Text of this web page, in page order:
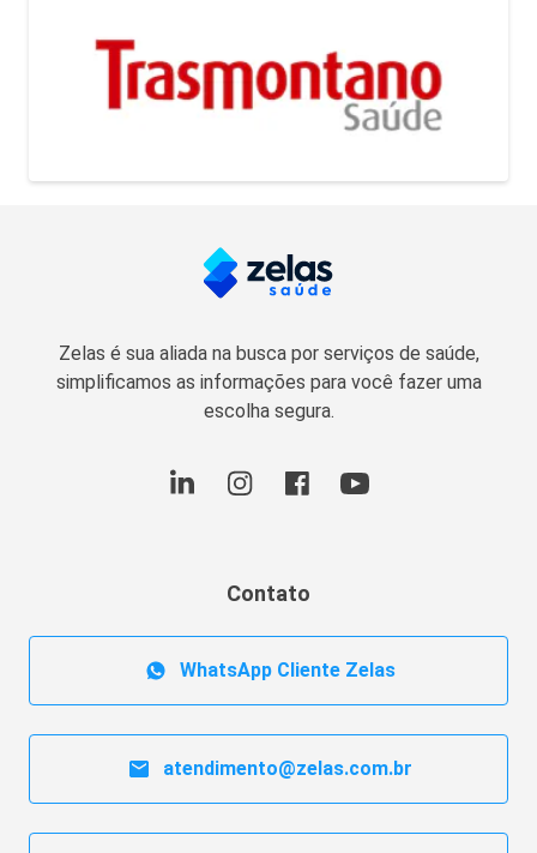
Zelas é sua aliada na busca por serviços de saúde,
simplificamos as informações para você fazer uma
escolha segura.
Contato
WhatsApp Cliente Zelas
atendimento@zelas.com.br